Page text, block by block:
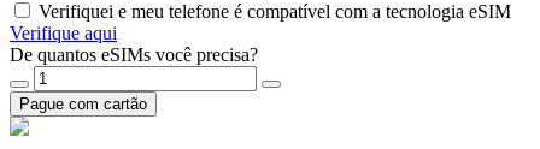
Verifiquei e meu telefone é compatível com a tecnologia eSIM
Verifique aqui
De quantos eSIMs você precisa?
Pague com cartão